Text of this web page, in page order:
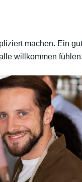
machen. Ein
willkommen fühlen.